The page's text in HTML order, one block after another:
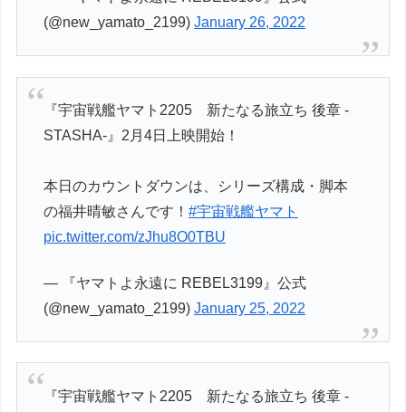
(@new_yamato_2199)January 26, 2022
『宇宙戦艦ヤマト2205 新たなる旅立ち 後章 -
STASHA-』2月4日上映開始！
本日のカウントダウンは、シリーズ構成・脚本
の福井晴敏さんです！#宇宙戦艦ヤマト
pic.twitter.com/zJhu8O0TBU
— 『ヤマトよ永遠に REBEL3199』公式
(@new_yamato_2199)January 25, 2022
『宇宙戦艦ヤマト2205 新たなる旅立ち 後章 -